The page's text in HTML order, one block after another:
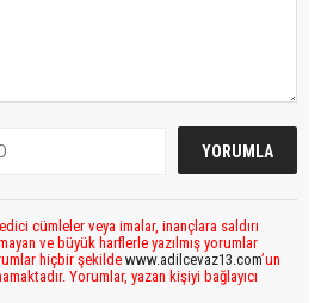
cümleler veya imalar, inançlara saldırı
ve büyük harflerle yazılmış yorumlar
hiçbir şekilde www.adilcevaz13.com’un
Yorumlar, yazan kişiyi bağlayıcı